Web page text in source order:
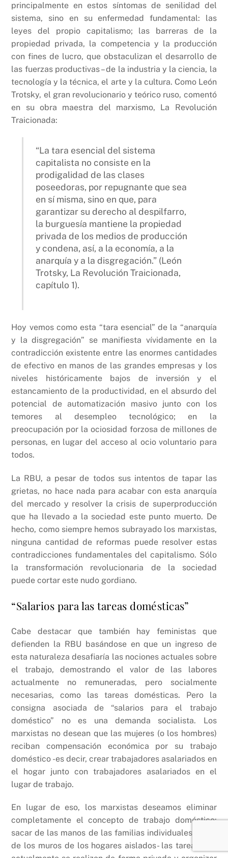
principalmente en estos síntomas de senilidad del
sistema, sino en su enfermedad fundamental: las
leyes del propio capitalismo; las barreras de la
propiedad privada, la competencia y la producción
con fines de lucro, que obstaculizan el desarrollo de
las fuerzas productivas – de la industria y la ciencia, la
tecnología y la técnica, el arte y la cultura. Como León
Trotsky, el gran revolucionario y teórico ruso, comentó
en su obra maestra del marxismo, La Revolución
Traicionada:
“La tara esencial del sistema
capitalista no consiste en la
prodigalidad de las clases
poseedoras, por repugnante que sea
en sí misma, sino en que, para
garantizar su derecho al despilfarro,
la burguesía mantiene la propiedad
privada de los medios de producción
y condena, así, a la economía, a la
anarquía y a la disgregación.” (León
Trotsky, La Revolución Traicionada,
capítulo 1).
Hoy vemos como esta “tara esencial” de la “anarquía
y la disgregación” se manifiesta vívidamente en la
contradicción existente entre las enormes cantidades
de efectivo en manos de las grandes empresas y los
niveles históricamente bajos de inversión y el
estancamiento de la productividad, en el absurdo del
potencial de automatización masivo junto con los
temores al desempleo tecnológico; en la
preocupación por la ociosidad forzosa de millones de
personas, en lugar del acceso al ocio voluntario para
todos.
La RBU, a pesar de todos sus intentos de tapar las
grietas, no hace nada para acabar con esta anarquía
del mercado y resolver la crisis de superproducción
que ha llevado a la sociedad este punto muerto. De
hecho, como siempre hemos subrayado los marxistas,
ninguna cantidad de reformas puede resolver estas
contradicciones fundamentales del capitalismo. Sólo
la transformación revolucionaria de la sociedad
puede cortar este nudo gordiano.
“Salarios para las tareas domésticas”
Cabe destacar que también hay feministas que
defienden la RBU basándose en que un ingreso de
esta naturaleza desafiaría las nociones actuales sobre
el trabajo, demostrando el valor de las labores
actualmente no remuneradas, pero socialmente
necesarias, como las tareas domésticas. Pero la
consigna asociada de “salarios para el trabajo
doméstico” no es una demanda socialista. Los
marxistas no desean que las mujeres (o los hombres)
reciban compensación económica por su trabajo
doméstico -es decir, crear trabajadores asalariados en
el hogar junto con trabajadores asalariados en el
lugar de trabajo.
En lugar de eso, los marxistas deseamos eliminar
completamente el concepto de trabajo doméstico:
sacar de las manos de las familias individuales -fuera
de los muros de los hogares aislados- las tareas que